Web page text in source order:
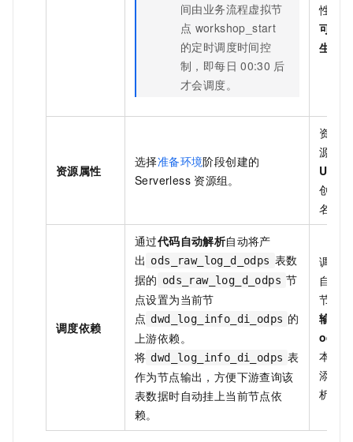
间由业务流程虚拟节
点 workshop_start
的定时调度时间控
制，即每日 00:30 后
才会调度。
性为
可重跑
生效
资源属性
选择准备环境阶段创建的
Serverless 资源组。
资源
源组
创建
名称
调度依赖
通过代码自动解析自动将产
出 ods_raw_log_d_odps 表数
据的 ods_raw_log_d_odps 节
点设置为当前节
点 dwd_log_info_di_odps 的
上游依赖。
将 dwd_log_info_di_odps 表
作为节点输出，方便下游查询该
表数据时自动挂上当前节点依
赖。
调度
自动
节点
输出
本节
添加
析三